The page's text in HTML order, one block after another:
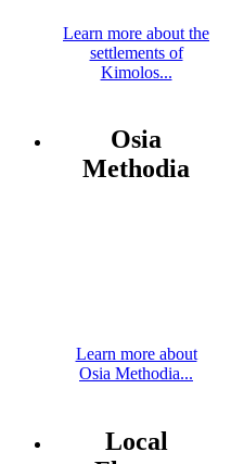
Learn more about the
settlements of
Kimolos...
Osia
Methodia
Learn more about
Osia Methodia...
Local